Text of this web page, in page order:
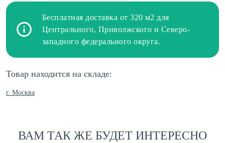
Бесплатная доставка от 320 м2 для
Центрального, Приволжского и Северо-
западного федерального округа.
Товар находится на складе:
г. Москва
ВАМ ТАК ЖЕ БУДЕТ ИНТЕРЕСНО